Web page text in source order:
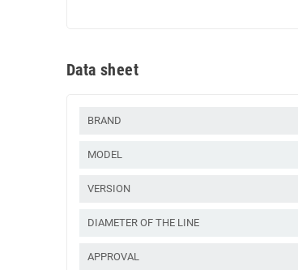
Data sheet
BRAND
MODEL
VERSION
DIAMETER OF THE LINE
APPROVAL